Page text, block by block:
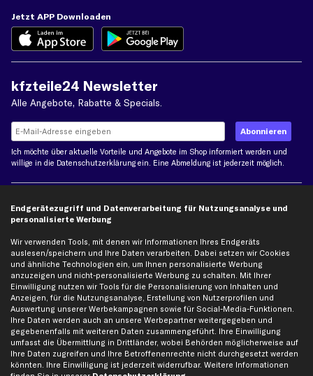
Jetzt APP Downloaden
kfzteile24 Newsletter
Alle Angebote, Rabatte & Specials.
Ich möchte über aktuelle Vorteile und Angebote im Shop informiert werden und
willige in die Datenschutzerklärung ein. Eine Abmeldung ist jederzeit möglich.
Rechnung Lastschrift Kreditkarte
Vorkasse
Versand
Endgerätezugriff und Datenverarbeitung für Nutzungsanalyse und
personalisierte Werbung
Wir verwenden Tools, mit denen wir Informationen Ihres Endgeräts
auslesen/speichern und Ihre Daten verarbeiten. Dabei setzen wir Cookies
und ähnliche Technologien ein, um Ihnen personalisierte Werbung
anzuzeigen und nicht-personalisierte Werbung zu schalten. Mit Ihrer
Einwilligung nutzen wir Tools für die Personalisierung von Inhalten und
Anzeigen, für die Nutzungsanalyse, Erstellung von Nutzerprofilen und
Auswertung unserer Werbekampagnen sowie für Social-Media-Funktionen.
Ihre Daten werden auch an unsere Werbepartner weitergegeben und
gegebenenfalls mit weiteren Daten zusammengeführt. Ihre Einwilligung
umfasst die Übermittlung in Drittländer, wobei Behörden möglicherweise auf
Ihre Daten zugreifen und Ihre Betroffenenrechte nicht durchgesetzt werden
könnten. Ihre Einwilligung ist jederzeit widerrufbar. Weitere Informationen